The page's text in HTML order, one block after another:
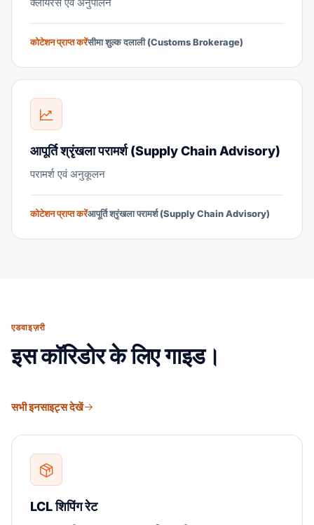
क्लीयरेंस एवं अनुपालन
कोटेशन प्राप्त करेंसीमा शुल्क दलाली (Customs Brokerage)
आपूर्ति श्रृंखला परामर्श (Supply Chain Advisory)
परामर्श एवं अनुकूलन
कोटेशन प्राप्त करेंआपूर्ति श्रृंखला परामर्श (Supply Chain Advisory)
एडवाइज़री
इस कॉरिडोर के लिए गाइड।
सभी इनसाइट्स देखें
LCL शिपिंग रेट